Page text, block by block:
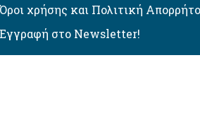
Όροι χρήσης και Πολιτική
Εγγραφή στο Newsletter!